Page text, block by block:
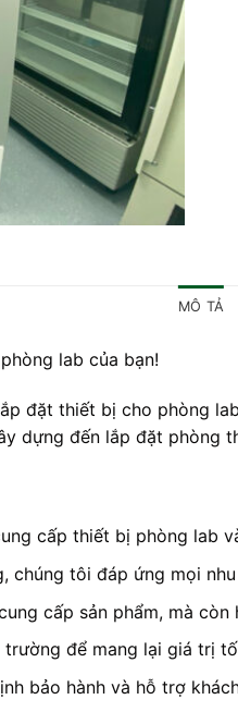
MÔ TẢ
lab của bạn!
đặt thiết bị cho phòng
dựng đến lắp đặt phòng
cấp thiết bị phòng lab
chúng tôi đáp ứng mọi
cấp sản phẩm, mà
để mang lại giá trị
bảo hành và hỗ trợ